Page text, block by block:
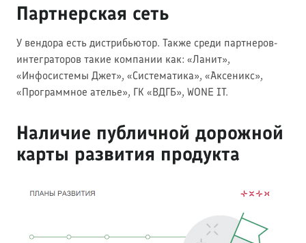
Партнерская сеть
У вендора есть дистрибьютор. Также среди партнеров-
интеграторов такие компании как: «Ланит»,
«Инфосистемы Джет», «Систематика», «Аксеникс»,
«Программное ателье», ГК «ВДГБ», WONE IT.
Наличие публичной дорожной
карты развития продукта